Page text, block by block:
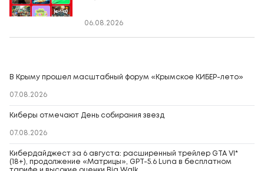
06.08.2026
В Крыму прошел масштабный форум «Крымское КИБЕР-лето»
07.08.2026
Киберы отмечают День собирания звезд
07.08.2026
Кибердайджест за 6 августа: расширенный трейлер GTA VI*
(18+), продолжение «Матрицы», GPT-5.6 Luna в бесплатном